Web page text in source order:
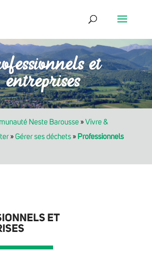
et
entreprises
Neste Barousse»Vivre &
»Gérer ses déchets» Professionnels
ET